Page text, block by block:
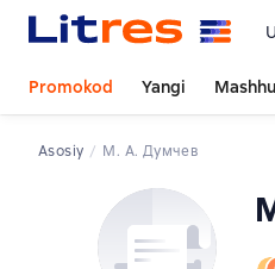
Promokod Yangi
Asosiy М. А. Думчев
Слайдер с книгами